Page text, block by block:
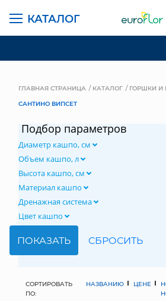
КАТАЛОГ
СВАДЕБНАЯ
МЯГКИЕ ИГРУШКИ
ГЛАВНАЯ СТРАНИЦА КАТАЛОГ
ГОРШКИ
САНТИНО ВИПСЕТ
Подбор параметров
Диаметр кашпо, см
Объем кашпо, л
Высота кашпо, см
Материал кашпо
Дренажная система
Цвет кашпо
СОРТИРОВАТЬ
ПО:
НАЗВАНИЮ ЦЕНЕ